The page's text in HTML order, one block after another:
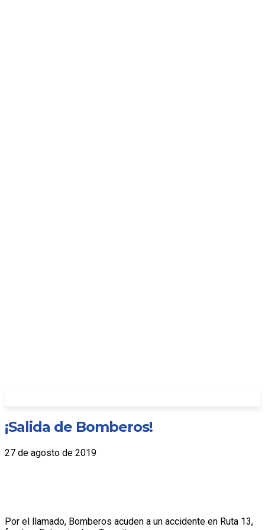
¡Salida de Bomberos!
27 de agosto de 2019
Por el llamado, Bomberos acuden a un accidente en Ruta 13,